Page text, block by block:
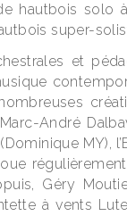
hautbois solo à
super-
et
André
MY),
Géry
à vents